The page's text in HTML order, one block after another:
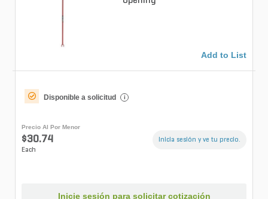
Add to List
Disponible a solicitud i
Precio Al Por Menor
$30.74
Each
Inicia sesión y ve tu precio.
Inicie sesión para solicitar cotización